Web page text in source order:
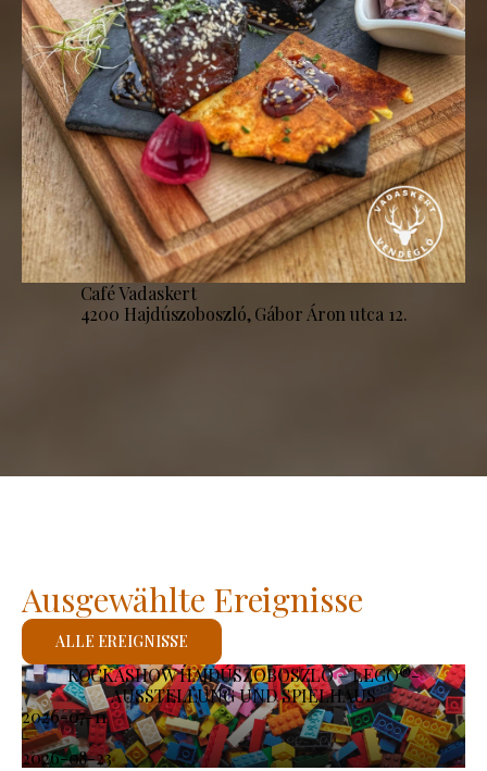
Café Vadaskert
4200 Hajdúszoboszló, Gábor Áron utca 12.
KOCKASHOW HAJDÚSZOBOSZLÓ – LEGO®-
AUSSTELLUNG UND SPIELHAUS
2026-07-11
-
2026-08-23
Ausgewählte Ereignisse
ALLE EREIGNISSE